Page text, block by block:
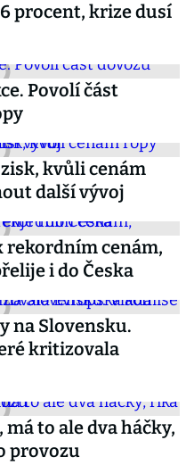
procent, krize dusí
Povolí část
kvůli cenám
další vývoj
rekordním cenám,
i do Česka
na Slovensku.
kritizovala
to ale dva háčky,
provozu